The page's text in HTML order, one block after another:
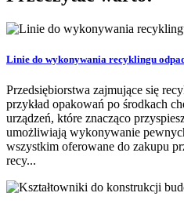
Linie do wykonywania recyklingu
Przedsiębiorstwa zajmujące się
przykład opakowań po środkach
urządzeń, które znacząco
umożliwiają wykonywanie
wszystkim oferowane do zakupu
recy...